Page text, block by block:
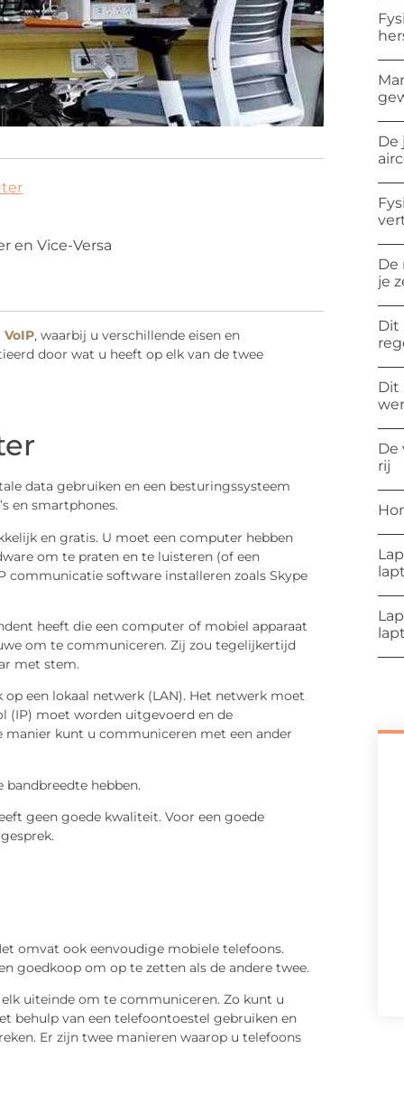
en Vice-Versa
, waarbij u verschillende eisen en
door wat u heeft op elk van de twee
data gebruiken en een besturingssysteem
en smartphones.
en gratis. U moet een computer hebben
om te praten en te luisteren (of een
communicatie software installeren zoals Skype
heeft die een computer of mobiel apparaat
om te communiceren. Zij zou tegelijkertijd
met stem.
een lokaal netwerk (LAN). Het netwerk moet
(IP) moet worden uitgevoerd en de
kunt u communiceren met een ander
hebben.
geen goede kwaliteit. Voor een goede
omvat ook eenvoudige mobiele telefoons.
goedkoop om op te zetten als de andere twee.
uiteinde om te communiceren. Zo kunt u
behulp van een telefoontoestel gebruiken en
Er zijn twee manieren waarop u telefoons
De
De
je
Dit
Dit
De
rij